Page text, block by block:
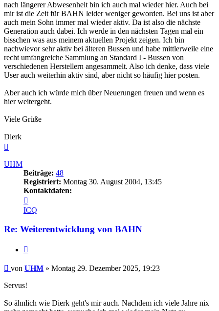
nach längerer Abwesenheit bin ich auch mal wieder hier. Auch bei
mir ist die Zeit für BAHN leider weniger geworden. Bei uns ist aber
auch mein Sohn immer mal wieder aktiv. Da ist also die nächste
Generation auch dabei. Ich werde in den nächsten Tagen mal ein
bisschen was aus meinem aktuellen Projekt zeigen. Ich bin
nachwievor sehr aktiv bei älteren Bussen und habe mittlerweile eine
recht umfangreiche Sammlung an Standard I - Bussen von
verschiedenen Herstellern angesammelt. Also ich denke, dass viele
User auch weiterhin aktiv sind, aber nicht so häufig hier posten.
Aber auch ich würde mich über Neuerungen freuen und wenn es
hier weitergeht.
Viele Grüße
Dierk
UHM
Beiträge: 48
Registriert: Montag 30. August 2004, 13:45
Kontaktdaten:
von
UHM
ICQ
Re: Weiterentwicklung von BAHN
Beitrag
von UHM » Montag 29. Dezember 2025, 19:23
Servus!
So ähnlich wie Dierk geht's mir auch. Nachdem ich viele Jahre nix